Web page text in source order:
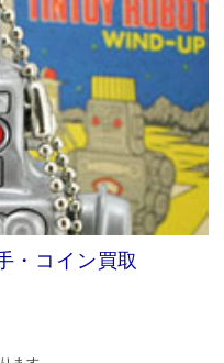
・コイン買取